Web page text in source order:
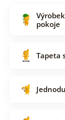
pokoje
Tapeta